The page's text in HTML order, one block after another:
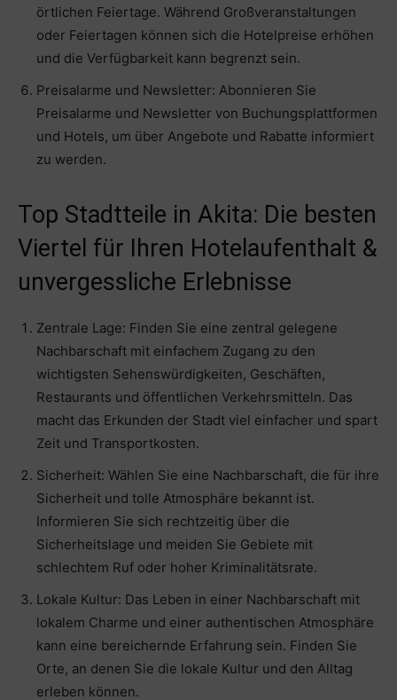
örtlichen Feiertage. Während Großveranstaltungen
oder Feiertagen können sich die Hotelpreise erhöhen
und die Verfügbarkeit kann begrenzt sein.
Preisalarme und Newsletter: Abonnieren Sie
Preisalarme und Newsletter von Buchungsplattformen
und Hotels, um über Angebote und Rabatte informiert
zu werden.
Top Stadtteile in Akita: Die besten
Viertel für Ihren Hotelaufenthalt &
unvergessliche Erlebnisse
Zentrale Lage: Finden Sie eine zentral gelegene
Nachbarschaft mit einfachem Zugang zu den
wichtigsten Sehenswürdigkeiten, Geschäften,
Restaurants und öffentlichen Verkehrsmitteln. Das
macht das Erkunden der Stadt viel einfacher und spart
Zeit und Transportkosten.
Sicherheit: Wählen Sie eine Nachbarschaft, die für ihre
Sicherheit und tolle Atmosphäre bekannt ist.
Informieren Sie sich rechtzeitig über die
Sicherheitslage und meiden Sie Gebiete mit
schlechtem Ruf oder hoher Kriminalitätsrate.
Lokale Kultur: Das Leben in einer Nachbarschaft mit
lokalem Charme und einer authentischen Atmosphäre
kann eine bereichernde Erfahrung sein. Finden Sie
Orte, an denen Sie die lokale Kultur und den Alltag
erleben können.